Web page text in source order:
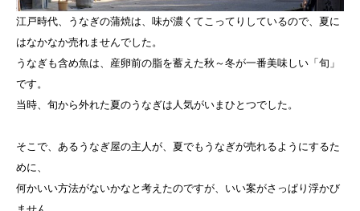
江戸時代、うなぎの蒲焼は、味が濃くてこってりしているので、夏に
はなかなか売れませんでした。
うなぎも含め魚は、産卵前の脂を蓄えた秋～冬が一番美味しい「旬」
です。
当時、旬から外れた夏のうなぎは人気がいまひとつでした。
そこで、あるうなぎ屋の主人が、夏でもうなぎが売れるようにするた
めに、
何かいい方法がないかなと考えたのですが、いい案がさっぱり浮かび